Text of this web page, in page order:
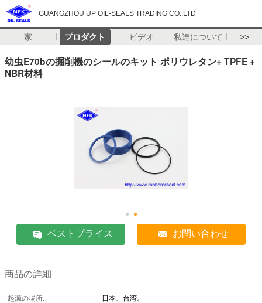
GUANGZHOU UP OIL-SEALS TRADING CO.,LTD
家 プロダクト ビデオ 私達について >>
幼虫E70bの掘削機のシールのキット ポリウレタン+ TPFE +
NBR材料
ベストプライス お問い合わせ
商品の詳細
起源の場所:
日本、台湾。